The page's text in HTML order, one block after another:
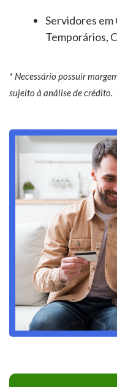
Servidores em
Temporários,
* Necessário possuir
sujeito à análise de crédito.